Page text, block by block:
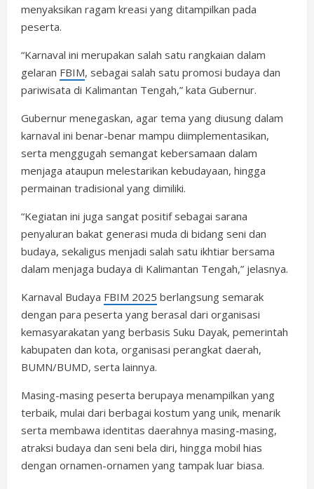
menyaksikan ragam kreasi yang ditampilkan pada
peserta.
“Karnaval ini merupakan salah satu rangkaian dalam
gelaran FBIM, sebagai salah satu promosi budaya dan
pariwisata di Kalimantan Tengah,” kata Gubernur.
Gubernur menegaskan, agar tema yang diusung dalam
karnaval ini benar-benar mampu diimplementasikan,
serta menggugah semangat kebersamaan dalam
menjaga ataupun melestarikan kebudayaan, hingga
permainan tradisional yang dimiliki.
“Kegiatan ini juga sangat positif sebagai sarana
penyaluran bakat generasi muda di bidang seni dan
budaya, sekaligus menjadi salah satu ikhtiar bersama
dalam menjaga budaya di Kalimantan Tengah,” jelasnya.
Karnaval Budaya FBIM 2025 berlangsung semarak
dengan para peserta yang berasal dari organisasi
kemasyarakatan yang berbasis Suku Dayak, pemerintah
kabupaten dan kota, organisasi perangkat daerah,
BUMN/BUMD, serta lainnya.
Masing-masing peserta berupaya menampilkan yang
terbaik, mulai dari berbagai kostum yang unik, menarik
serta membawa identitas daerahnya masing-masing,
atraksi budaya dan seni bela diri, hingga mobil hias
dengan ornamen-ornamen yang tampak luar biasa.